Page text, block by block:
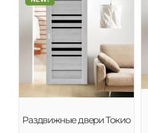
Раздвижные двери Токио